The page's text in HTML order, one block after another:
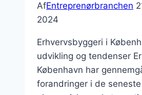
AfEntreprenørbranchen
2024
Erhvervsbyggeri i
udvikling og tendenser
København har
forandringer i de seneste